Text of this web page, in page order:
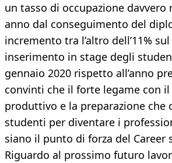
un tasso di occupazione davvero
anno dal conseguimento del
incremento tra l’altro dell’11%
inserimento in stage degli
gennaio 2020 rispetto all’anno
convinti che il forte legame con
produttivo e la preparazione che
studenti per diventare i
siano il punto di forza del Career
Riguardo al prossimo futuro